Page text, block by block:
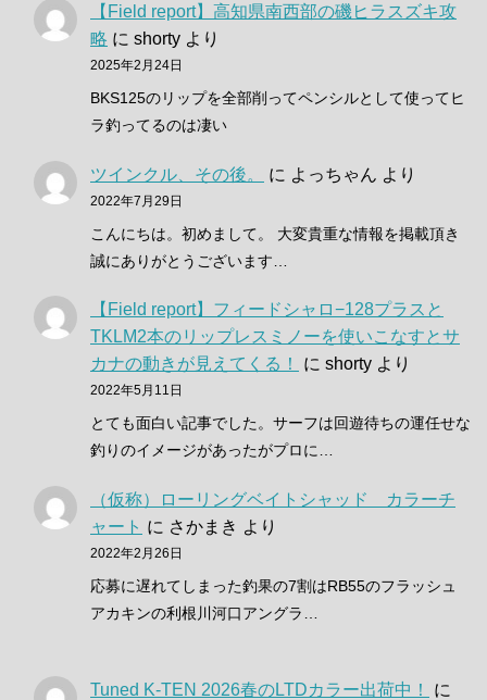
【Field report】高知県南西部の磯ヒラスズキ攻
略 に shorty より
2025年2月24日
BKS125のリップを全部削ってペンシルとして使ってヒ
ラ釣ってるのは凄い
ツインクル、その後。 に よっちゃん より
2022年7月29日
こんにちは。初めまして。 大変貴重な情報を掲載頂き
誠にありがとうございます…
【Field report】フィードシャロ−128プラスと
TKLM2本のリップレスミノーを使いこなすとサ
カナの動きが見えてくる！
に shorty より
2022年5月11日
とても面白い記事でした。サーフは回遊待ちの運任せな
釣りのイメージがあったがプロに…
（仮称）ローリングベイトシャッド カラーチ
ャート に さかまき より
2022年2月26日
応募に遅れてしまった釣果の7割はRB55のフラッシュ
アカキンの利根川河口アングラ…
Tuned K-TEN 2026春のLTDカラー出荷中！
に